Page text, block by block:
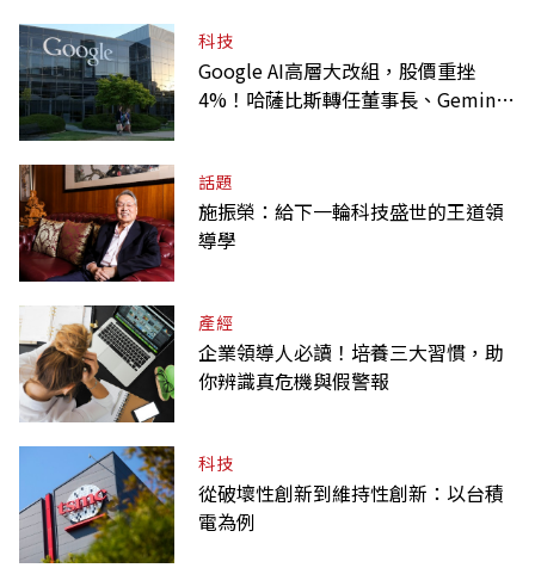
科技
Google AI高層大改組，股價重挫
4%！哈薩比斯轉任董事長、Gemini
話題
施振榮：給下一輪科技盛世的王道領
導學
產經
企業領導人必讀！培養三大習慣，助
你辨識真危機與假警報
科技
從破壞性創新到維持性創新：以台積
電為例